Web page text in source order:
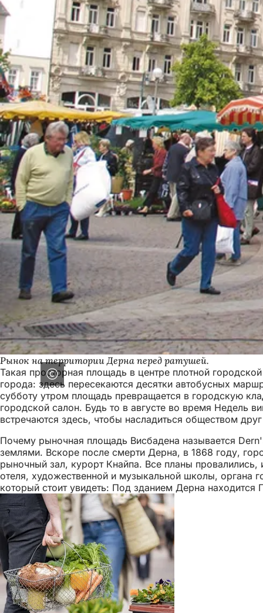
Рынок на территории Дерна перед ратушей.
Такая просторная площадь в центре плотной
города: здесь пересекаются десятки автобусных
субботу утром площадь превращается в городскую
городской салон. Будь то в августе во время Недель
встречаются здесь, чтобы насладиться обществом
Почему рыночная площадь Висбадена называется
землями. Вскоре после смерти Дерна, в 1868 году,
рыночный зал, курорт Кнайпа. Все планы провалились,
отеля, художественной и музыкальной школы, органа
который стоит увидеть: Под зданием Дерна